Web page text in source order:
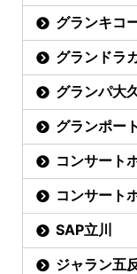
グランキコ
グランドラ
グランパ大
グランポー
コンサート
コンサート
SAP立川
ジャラン五